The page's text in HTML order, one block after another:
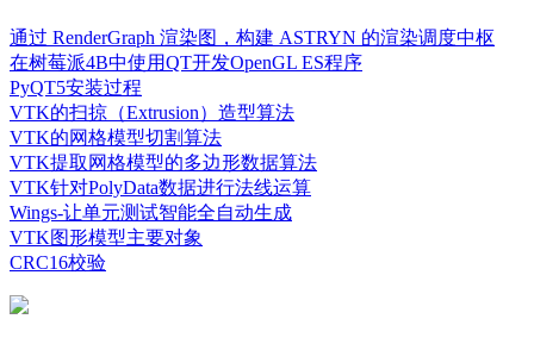
通过 RenderGraph 渲染图，构建 ASTRYN 的渲染调度中枢
在树莓派4B中使用QT开发OpenGL ES程序
PyQT5安装过程
VTK的扫掠（Extrusion）造型算法
VTK的网格模型切割算法
VTK提取网格模型的多边形数据算法
VTK针对PolyData数据进行法线运算
Wings-让单元测试智能全自动生成
VTK图形模型主要对象
CRC16校验